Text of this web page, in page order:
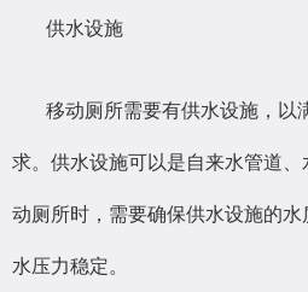
供水设施
移动厕所需要有供水设施，以
求。供水设施可以是自来水管道
动厕所时，需要确保供水设施的
水压力稳定。